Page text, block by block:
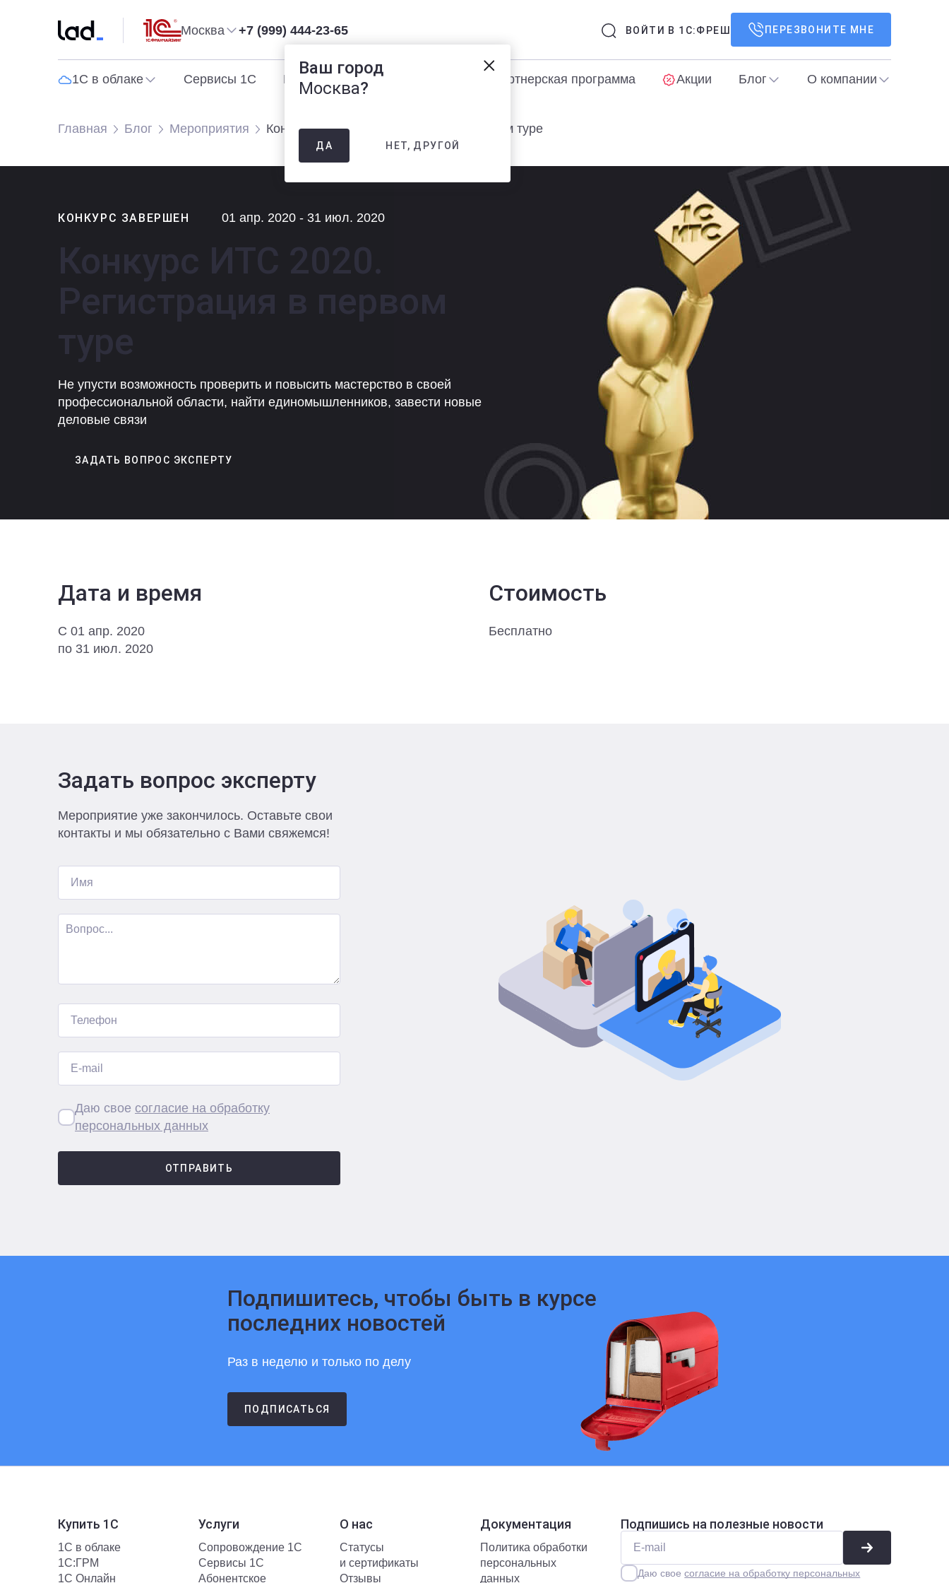
Москва +7 (999) 444-23-65 ВОЙТИ В 1С:ФРЕШ ПЕРЕЗВОНИТЕ МНЕ
1С в облаке Сервисы 1С Программы 1С Партнерская программа Акции Блог О компании
Главная Блог Мероприятия Конкурс ИТС 2020. Регистрация в первом туре
КОНКУРС ЗАВЕРШЕН 01 апр. 2020 - 31 июл. 2020
Конкурс ИТС 2020.
Регистрация в первом
туре
Не упусти возможность проверить и повысить мастерство в своей
профессиональной области, найти единомышленников, завести новые
деловые связи
ЗАДАТЬ ВОПРОС ЭКСПЕРТУ
Дата и время
C 01 апр. 2020
по 31 июл. 2020
Стоимость
Бесплатно
Задать вопрос эксперту
Мероприятие уже закончилось. Оставьте свои
контакты и мы обязательно с Вами свяжемся!
Даю свое согласие на обработку
персональных данных
ОТПРАВИТЬ
Подпишитесь, чтобы быть в курсе
последних новостей
Раз в неделю и только по делу
ПОДПИСАТЬСЯ
Подпишись на полезные новости
Даю своесогласие на обработку персональных
Купить 1С
1С в облаке
1С:ГРМ
1С Онлайн
Услуги
Сопровождение 1С
Сервисы 1С
Абонентское
О нас
Статусы
и сертификаты
Отзывы
Документация
Политика обработки
персональных
данных
Ваш город
Москва?
ДА НЕТ, ДРУГОЙ